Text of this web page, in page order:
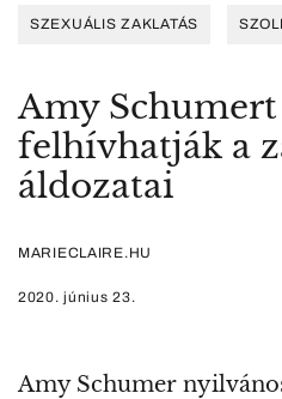
SZEXUÁLIS ZAKLATÁS
Amy
felhívhatják a
áldozatai
MARIECLAIRE.HU
2020. június 23.
Amy Schumer